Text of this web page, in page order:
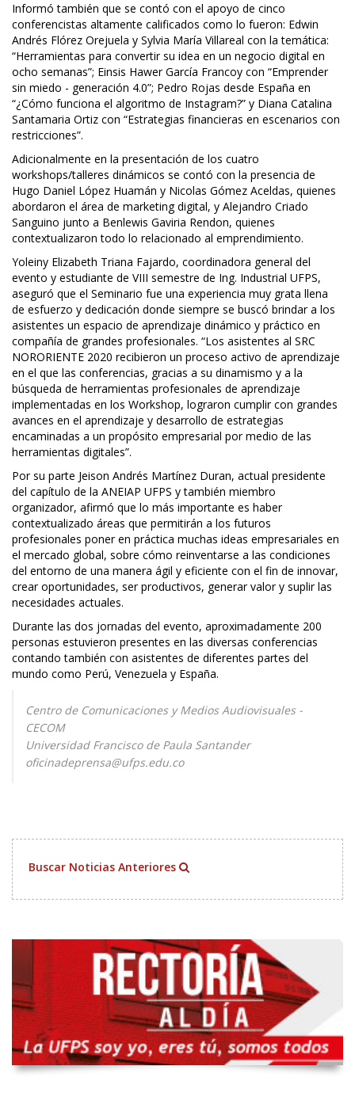
Informó también que se contó con el apoyo de cinco
conferencistas altamente calificados como lo fueron: Edwin
Andrés Flórez Orejuela y Sylvia María Villareal con la temática:
“Herramientas para convertir su idea en un negocio digital en
ocho semanas”; Einsis Hawer García Francoy con “Emprender
sin miedo - generación 4.0”; Pedro Rojas desde España en
“¿Cómo funciona el algoritmo de Instagram?” y Diana Catalina
Santamaria Ortiz con “Estrategias financieras en escenarios con
restricciones”.
Adicionalmente en la presentación de los cuatro
workshops/talleres dinámicos se contó con la presencia de
Hugo Daniel López Huamán y Nicolas Gómez Aceldas, quienes
abordaron el área de marketing digital, y Alejandro Criado
Sanguino junto a Benlewis Gaviria Rendon, quienes
contextualizaron todo lo relacionado al emprendimiento.
Yoleiny Elizabeth Triana Fajardo, coordinadora general del
evento y estudiante de VIII semestre de Ing. Industrial UFPS,
aseguró que el Seminario fue una experiencia muy grata llena
de esfuerzo y dedicación donde siempre se buscó brindar a los
asistentes un espacio de aprendizaje dinámico y práctico en
compañía de grandes profesionales. “Los asistentes al SRC
NORORIENTE 2020 recibieron un proceso activo de aprendizaje
en el que las conferencias, gracias a su dinamismo y a la
búsqueda de herramientas profesionales de aprendizaje
implementadas en los Workshop, lograron cumplir con grandes
avances en el aprendizaje y desarrollo de estrategias
encaminadas a un propósito empresarial por medio de las
herramientas digitales”.
Por su parte Jeison Andrés Martínez Duran, actual presidente
del capítulo de la ANEIAP UFPS y también miembro
organizador, afirmó que lo más importante es haber
contextualizado áreas que permitirán a los futuros
profesionales poner en práctica muchas ideas empresariales en
el mercado global, sobre cómo reinventarse a las condiciones
del entorno de una manera ágil y eficiente con el fin de innovar,
crear oportunidades, ser productivos, generar valor y suplir las
necesidades actuales.
Durante las dos jornadas del evento, aproximadamente 200
personas estuvieron presentes en las diversas conferencias
contando también con asistentes de diferentes partes del
mundo como Perú, Venezuela y España.
Centro de Comunicaciones y Medios Audiovisuales -
CECOM
Universidad Francisco de Paula Santander
oficinadeprensa@ufps.edu.co
Buscar Noticias Anteriores